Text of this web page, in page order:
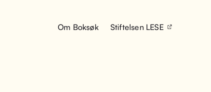
Om Boksøk Stiftelsen LESE